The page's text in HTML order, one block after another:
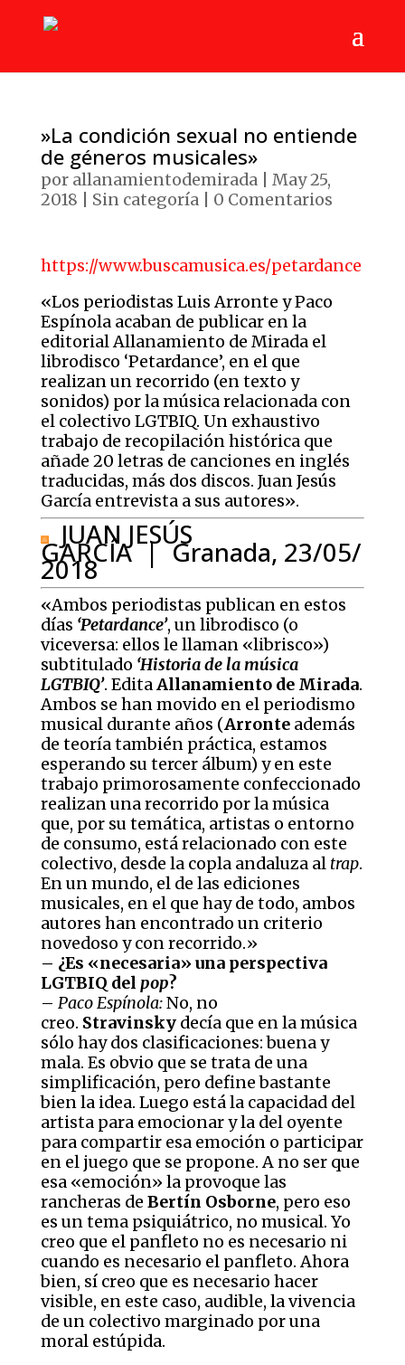
»La condición sexual no entiende
de géneros musicales»
por allanamientodemirada| May 25,
2018
Sin categoría| 0 Comentarios
https://www.buscamusica.es/petardance
«Los periodistas Luis Arronte y Paco
Espínola acaban de publicar en la
editorial Allanamiento de Mirada el
librodisco ‘Petardance’, en el que
realizan un recorrido (en texto y
sonidos) por la música relacionada con
el colectivo LGTBIQ. Un exhaustivo
trabajo de recopilación histórica que
añade 20 letras de canciones en inglés
traducidas, más dos discos. Juan Jesús
García entrevista a sus autores».
JUAN JESÚS
GARCÍA | Granada, 23/05/
2018
«Ambos periodistas publican en estos
días ‘Petardance’, un librodisco (o
viceversa: ellos le llaman «librisco»)
subtitulado ‘Historia de la música
LGTBIQ’. EditaAllanamiento de Mirada.
Ambos se han movido en el periodismo
musical durante años (Arronteademás
de teoría también práctica, estamos
esperando su tercer álbum) y en este
trabajo primorosamente confeccionado
realizan una recorrido por la música
que, por su temática, artistas o entorno
de consumo, está relacionado con este
colectivo, desde la copla andaluza al trap.
En un mundo, el de las ediciones
musicales, en el que hay de todo, ambos
autores han encontrado un criterio
novedoso y con recorrido.»
– ¿Es «necesaria» una perspectiva
LGTBIQ del pop?
– Paco Espínola:No, no
creo. Stravinskydecía que en la música
sólo hay dos clasificaciones: buena y
mala. Es obvio que se trata de una
simplificación, pero define bastante
bien la idea. Luego está la capacidad del
artista para emocionar y la del oyente
para compartir esa emoción o participar
en el juego que se propone. A no ser que
esa «emoción» la provoque las
rancheras de Bertín Osborne, pero eso
es un tema psiquiátrico, no musical. Yo
creo que el panfleto no es necesario ni
cuando es necesario el panfleto. Ahora
bien, sí creo que es necesario hacer
visible, en este caso, audible, la vivencia
de un colectivo marginado por una
moral estúpida.